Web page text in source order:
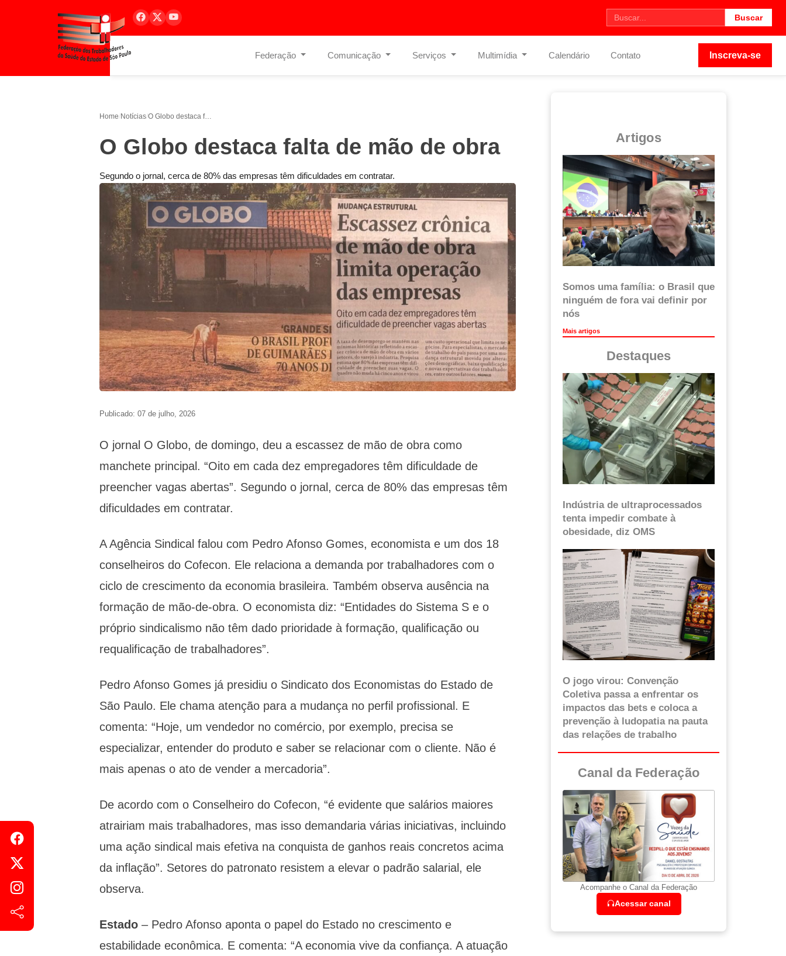
Buscar
Federação Comunicação Serviços Multimídia Calendário Contato Inscreva-se
Home/Notícias/ O Globo destaca falta de mão de obra
O Globo destaca falta de mão de obra
Segundo o jornal, cerca de 80% das empresas têm dificuldades em contratar.
Publicado: 07 de julho, 2026
O jornal O Globo, de domingo, deu a escassez de mão de obra como
manchete principal. “Oito em cada dez empregadores têm dificuldade de
preencher vagas abertas”. Segundo o jornal, cerca de 80% das empresas têm
dificuldades em contratar.
A Agência Sindical falou com Pedro Afonso Gomes, economista e um dos 18
conselheiros do Cofecon. Ele relaciona a demanda por trabalhadores com o
ciclo de crescimento da economia brasileira. Também observa ausência na
formação de mão-de-obra. O economista diz: “Entidades do Sistema S e o
próprio sindicalismo não têm dado prioridade à formação, qualificação ou
requalificação de trabalhadores”.
Pedro Afonso Gomes já presidiu o Sindicato dos Economistas do Estado de
São Paulo. Ele chama atenção para a mudança no perfil profissional. E
comenta: “Hoje, um vendedor no comércio, por exemplo, precisa se
especializar, entender do produto e saber se relacionar com o cliente. Não é
mais apenas o ato de vender a mercadoria”.
De acordo com o Conselheiro do Cofecon, “é evidente que salários maiores
atrairiam mais trabalhadores, mas isso demandaria várias iniciativas, incluindo
uma ação sindical mais efetiva na conquista de ganhos reais concretos acima
da inflação”. Setores do patronato resistem a elevar o padrão salarial, ele
observa.
Estado – Pedro Afonso aponta o papel do Estado no crescimento e
estabilidade econômica. E comenta: “A economia vive da confiança. A atuação
Artigos
Somos uma família: o Brasil que
ninguém de fora vai definir por
nós
Mais artigos
Destaques
Indústria de ultraprocessados
tenta impedir combate à
obesidade, diz OMS
O jogo virou: Convenção
Coletiva passa a enfrentar os
impactos das bets e coloca a
prevenção à ludopatia na pauta
das relações de trabalho
Canal da Federação
Acompanhe o Canal da Federação
Acessar canal